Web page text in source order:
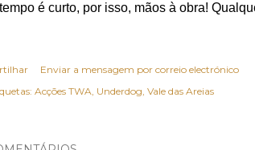
é curto, por isso, mãos à obra!
Enviar a mensagem por correio electrónico
Acções TWA Underdog Vale das Areias